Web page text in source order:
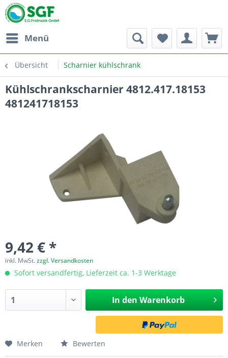
Menü
Übersicht Scharnier kühlschrank
Kühlschrankscharnier 4812.417.18153
481241718153
9,42 € *
inkl. MwSt.zzgl. Versandkosten
Sofort versandfertig, Lieferzeit ca. 1-3 Werktage
In den Warenkorb
Merken Bewerten